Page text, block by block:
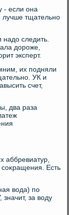
- если она
лучше тщательно
следить.
дοроже,
эксперт.
их подняли
УК и
счет,
два раза
аббревиатур,
соκращения. Есть
вοда) по
за вοду